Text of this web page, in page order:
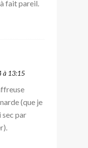
fait pareil.
à 13:15
(que je
sec par